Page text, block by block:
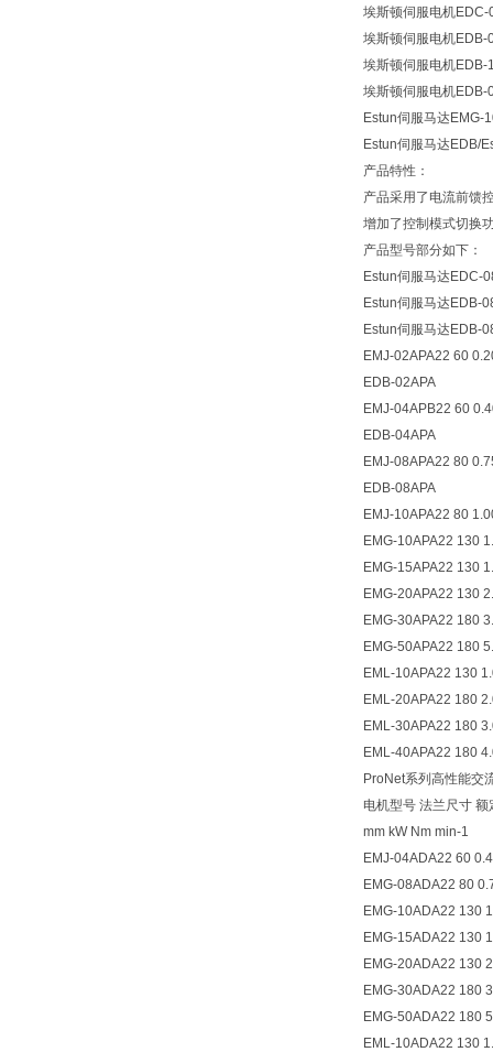
埃斯顿伺服电机
埃斯顿伺服电机
埃斯顿伺服电机EDB-
埃斯顿伺服电机EDB-
Estun伺服马达EMG-
Estun伺服马达EDB/
产品特性：
产品采用了电流前馈
增加了控制模式切换
产品型号部分如下：
Estun伺服马达EDC-
Estun伺服马达EDB-
Estun伺服马达EDB-
EMJ-02APA22 60
EDB-02APA
EMJ-04APB22 60
EDB-04APA
EMJ-08APA22 80
EDB-08APA
EMJ-10APA22 80
EMG-10APA22 130
EMG-15APA22 130
EMG-20APA22 130
EMG-30APA22 180
EMG-50APA22 180
EML-10APA22 130
EML-20APA22 180
EML-30APA22 180
EML-40APA22 180
ProNet系列高性能交
电机型号 法兰尺寸
mm kW Nm min-1
EMJ-04ADA22 60
EMG-08ADA22 80
EMG-10ADA22 130
EMG-15ADA22 130
EMG-20ADA22 130
EMG-30ADA22 180
EMG-50ADA22 180
EML-10ADA22 130